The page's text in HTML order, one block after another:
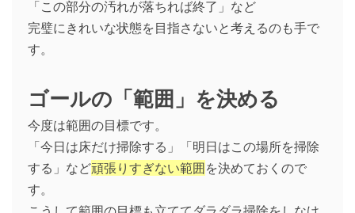
「この部分の汚れが落ちれば終了」など
完璧にきれいな状態を目指さないと考えるのも手で
す。
ゴールの「範囲」を決める
今度は範囲の目標です。
「今日は床だけ掃除する」「明日はこの場所を掃除
する」など頑張りすぎない範囲を決めておくので
す。